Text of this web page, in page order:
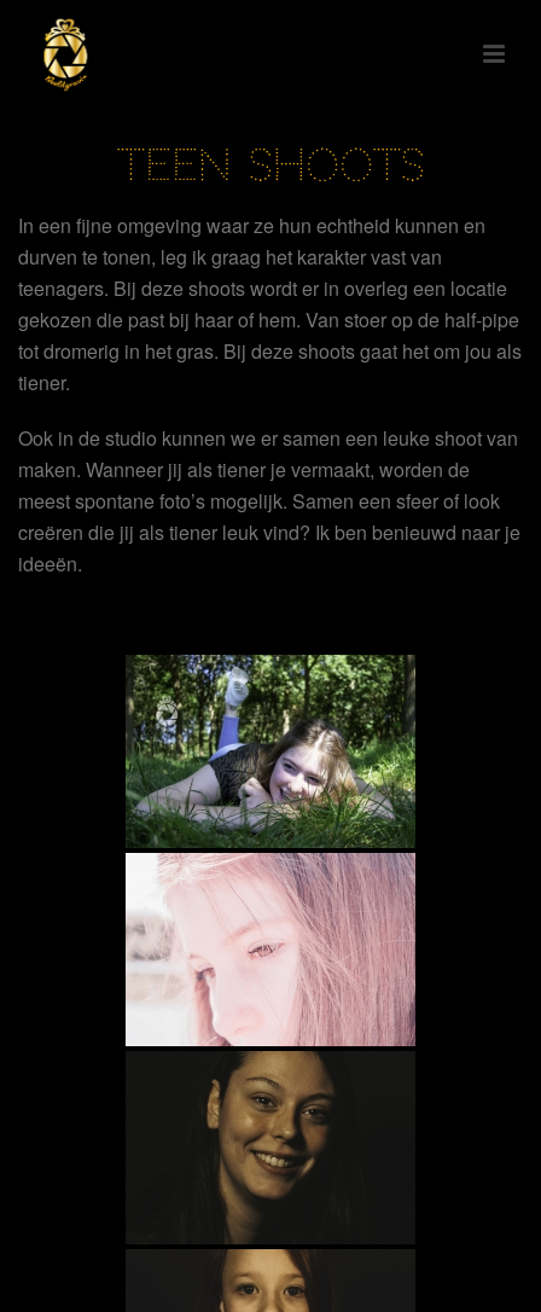
TEEN SHOOTS
In een fijne omgeving waar ze hun echtheid kunnen en
durven te tonen, leg ik graag het karakter vast van
teenagers. Bij deze shoots wordt er in overleg een locatie
gekozen die past bij haar of hem. Van stoer op de half-pipe
tot dromerig in het gras. Bij deze shoots gaat het om jou als
tiener.
Ook in de studio kunnen we er samen een leuke shoot van
maken. Wanneer jij als tiener je vermaakt, worden de
meest spontane foto’s mogelijk. Samen een sfeer of look
creëren die jij als tiener leuk vind? Ik ben benieuwd naar je
ideeën.